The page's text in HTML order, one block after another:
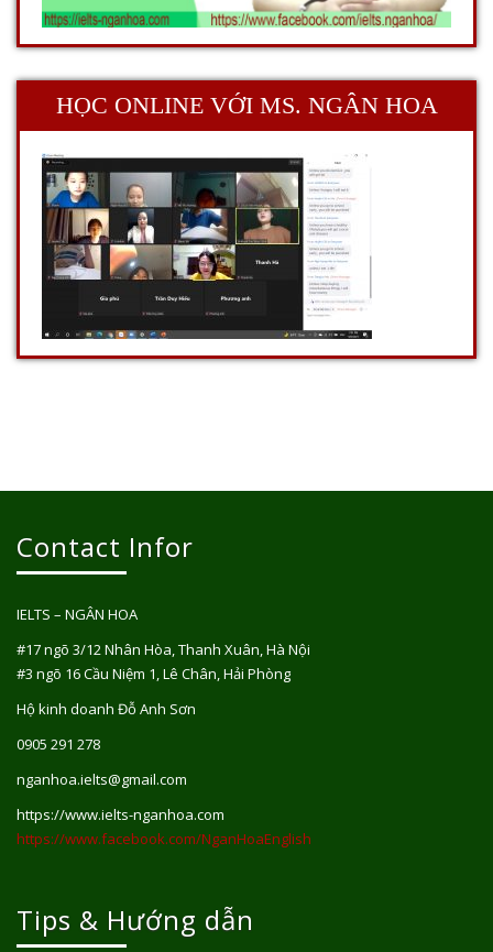
HỌC ONLINE VỚI MS. NGÂN HOA
Contact Infor
IELTS – NGÂN HOA
#17 ngõ 3/12 Nhân Hòa, Thanh Xuân, Hà Nội
#3 ngõ 16 Cầu Niệm 1, Lê Chân, Hải Phòng
Hộ kinh doanh Đỗ Anh Sơn
0905 291 278
nganhoa.ielts@gmail.com
https://www.ielts-nganhoa.com
https://www.facebook.com/NganHoaEnglish
Tips & Hướng dẫn